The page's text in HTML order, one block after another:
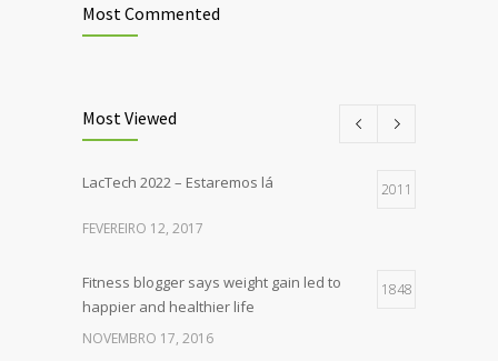
Most Commented
Most Viewed
LacTech 2022 – Estaremos lá 2011
FEVEREIRO 12, 2017
Fitness blogger says weight gain led to
happier and healthier life
1848
NOVEMBRO 17, 2016